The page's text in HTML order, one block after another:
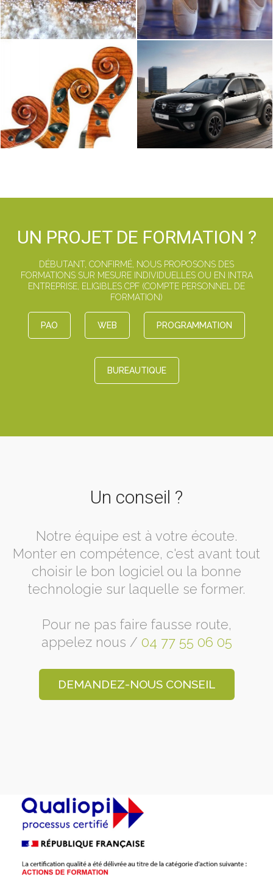
UN PROJET DE FORMATION ?
DÉBUTANT, CONFIRMÉ, NOUS PROPOSONS DES
FORMATIONS SUR MESURE INDIVIDUELLES OU EN INTRA
ENTREPRISE, ELIGIBLES CPF (COMPTE PERSONNEL DE
FORMATION)
PAO WEB PROGRAMMATION
BUREAUTIQUE
Un conseil ?
Notre équipe est à votre écoute.
Monter en compétence, c'est avant tout
choisir le bon logiciel ou la bonne
technologie sur laquelle se former.
Pour ne pas faire fausse route,
appelez nous / 04 77 55 06 05
DEMANDEZ-NOUS CONSEIL